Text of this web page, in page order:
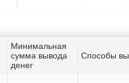
Минимальная
сумма вывода
денег
Способы